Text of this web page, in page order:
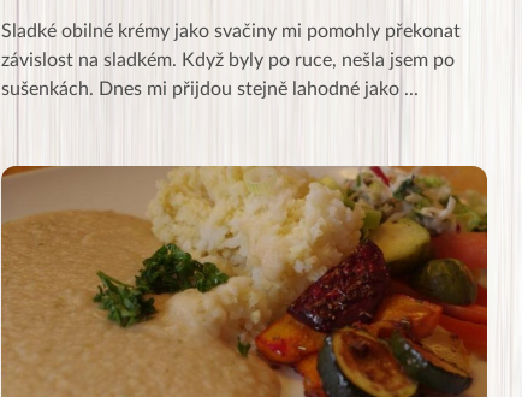
Sladké obilné krémy jako svačiny mi pomohly překonat
závislost na sladkém. Když byly po ruce, nešla jsem po
sušenkách. Dnes mi přijdou stejně lahodné jako ...